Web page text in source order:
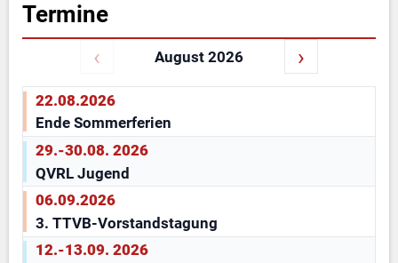
Termine
‹
August 2026 ›
22.08.2026
Ende Sommerferien
29.-30.08. 2026
QVRL Jugend
06.09.2026
3. TTVB-Vorstandstagung
12.-13.09. 2026